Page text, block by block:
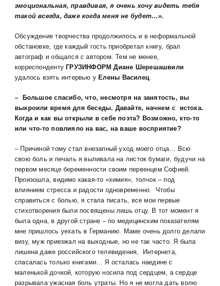
эмоциональная, правдивая, я очень хочу видеть тебя
такой всегда, даже когда меня не будет…».
Обсуждение творчества продолжилось и в неформальной
обстановке, где каждый гость приобретал книгу, брал
автограф и общался с автором. Тем не менее,
корреспонденту ГРУЗИНФОРМ Диане Шерешашвили
удалось взять интервью у Елены Василец.
– Большое спасибо, что, несмотря на занятость, вы
выкроили время для беседы. Давайте, начнем с истока.
Когда и как вы открыли в себе поэта? Возможно, кто-то
или что-то повлияло на вас, на ваше восприятие?
– Причиной тому стал внезапный уход моего отца… Всю
свою боль и печаль я выливала на листок бумаги, будучи на
первом месяце беременности своим первенцем Софией.
Произошла, видимо какая-то «химия», толчок – под
влиянием стресса и радости одновременно. Чтобы
справиться с болью, я стала писать, все мои первые
стихотворения были посвящены лишь отцу. В тот момент я
была одна, в другой стране – по медицинским показателям
мне пришлось уехать в Германию. Маме очень долго делали
визу, муж приезжал на выходные, но не так часто. Я была
лишена даже российского телевидения, Интернета,
спасалась только книгами… Я осталась наедине c
маленькой дочкой, которую носила под сердцем, а сердце
разрывала ужасная боль утраты. Но я не могла дать волю